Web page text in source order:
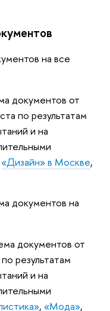
на все
документов от
по результатам
и на
«Дизайн» в Москве,
документов на
документов от
результатам
и на
, «Мода»,